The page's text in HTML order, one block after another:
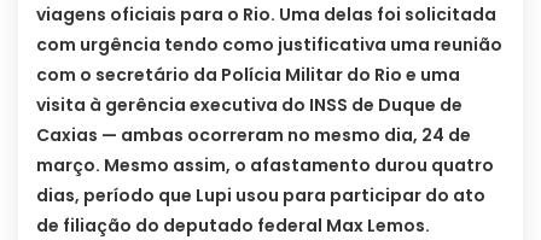
viagens oficiais para o Rio. Uma delas foi solicitada
com urgência tendo como justificativa uma reunião
com o secretário da Polícia Militar do Rio e uma
visita à gerência executiva do INSS de Duque de
Caxias — ambas ocorreram no mesmo dia, 24 de
março. Mesmo assim, o afastamento durou quatro
dias, período que Lupi usou para participar do ato
de filiação do deputado federal Max Lemos.